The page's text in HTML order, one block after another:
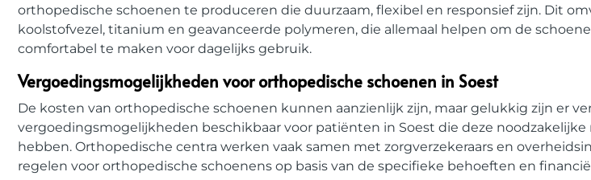
orthopedische schoenen te produceren die duurzaam, flexibel en responsief zijn. Dit
koolstofvezel, titanium en geavanceerde polymeren, die allemaal helpen om de
comfortabel te maken voor dagelijks gebruik.
Vergoedingsmogelijkheden voor orthopedische schoenen in Soest
De kosten van orthopedische schoenen kunnen aanzienlijk zijn, maar gelukkig zijn er
vergoedingsmogelijkheden beschikbaar voor patiënten in Soest die deze
hebben. Orthopedische centra werken vaak samen met zorgverzekeraars en
regelen voor orthopedische schoenens op basis van de specifieke behoeften en